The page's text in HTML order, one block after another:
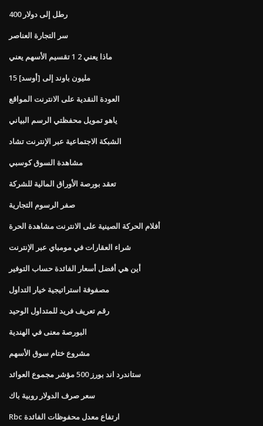
400 رطل إلى دولار
سر التجارة العناصر
ماذا يعني 2 1 تقسيم الأسهم يعني
15 مليون باوند إلى [أوسد]
العودة النقدية على الانترنت المواقع
ياهو تمويل محفظتي الرسم البياني
الشبكة الاجتماعية عبر الإنترنت تشاد
مشاهدة السوق كوسبي
تعقد بورصة الأوراق المالية للشركة
صفر الرسوم التجارية
أفلام الحركة الصينية على الانترنت مشاهدة الحرة
شراء العقارات في مومباي عبر الإنترنت
أين هي أفضل أسعار الفائدة حساب التوفير
مصفوفة استراتيجية خيار التداول
رقم تعريف فريد للمتداول الوحيد
البورصة معنى في الهندية
مشروع ختام سوق الأسهم
ستاندرد اند بورز 500 مؤشر مجموع العوائد
سعر صرف الدولار روبية باك
Rbc ارتفاع معدل محفوظات الفائدة